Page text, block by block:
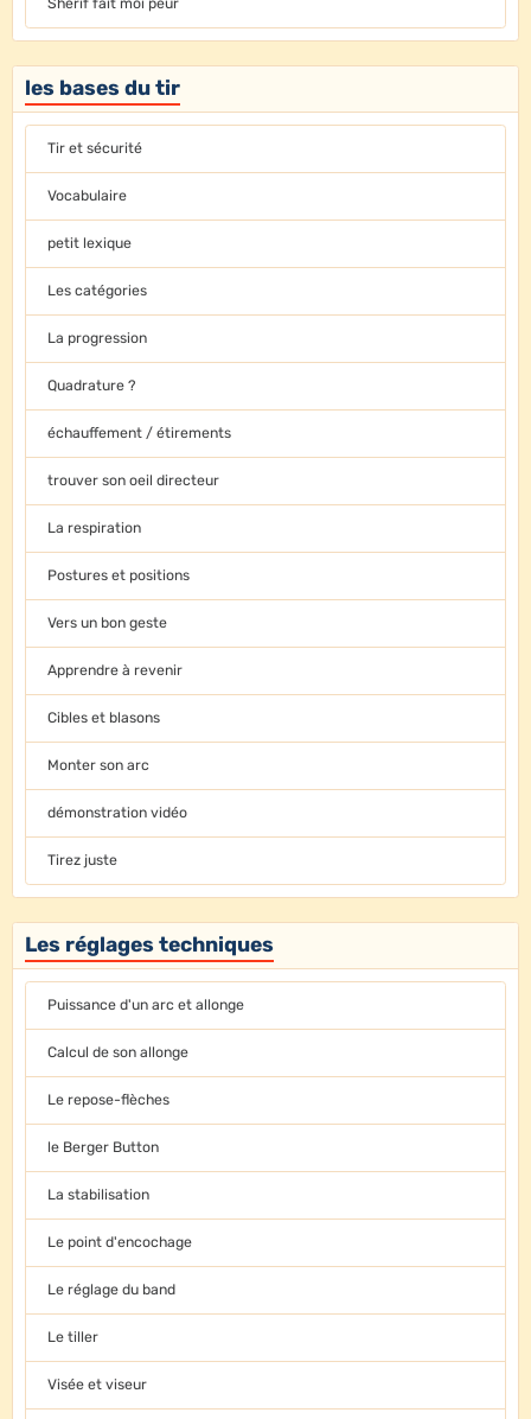
Sherif fait moi peur
les bases du tir
Tir et sécurité
Vocabulaire
petit lexique
Les catégories
La progression
Quadrature ?
échauffement / étirements
trouver son oeil directeur
La respiration
Postures et positions
Vers un bon geste
Apprendre à revenir
Cibles et blasons
Monter son arc
démonstration vidéo
Tirez juste
Les réglages techniques
Puissance d'un arc et allonge
Calcul de son allonge
Le repose-flèches
le Berger Button
La stabilisation
Le point d'encochage
Le réglage du band
Le tiller
Visée et viseur